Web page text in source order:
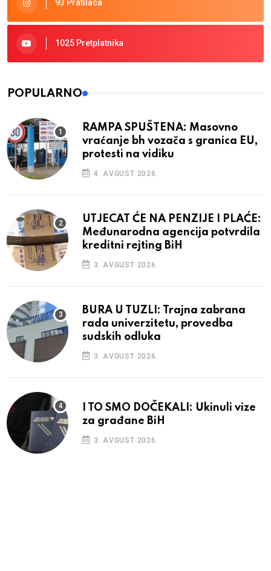
93 Pratilaca
1025 Pretplatnika
POPULARNO
RAMPA SPUŠTENA: Masovno
vraćanje bh vozača s granica EU,
protesti na vidiku
4. AVGUST 2026.
UTJECAT ĆE NA PENZIJE I PLAĆE:
Međunarodna agencija potvrdila
kreditni rejting BiH
3. AVGUST 2026.
BURA U TUZLI: Trajna zabrana
rada univerzitetu, provedba
sudskih odluka
3. AVGUST 2026.
I TO SMO DOČEKALI: Ukinuli vize
za građane BiH
3. AVGUST 2026.